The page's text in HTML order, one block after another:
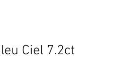
Ciel 7.2ct